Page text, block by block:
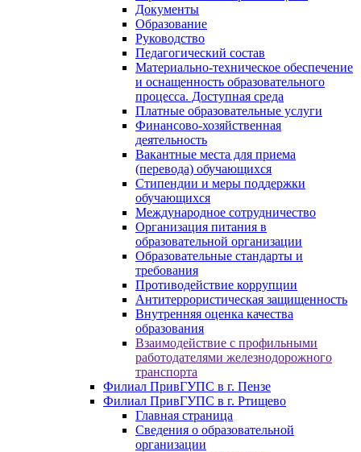
Документы
Образование
Руководство
Педагогический состав
Материально-техническое обеспечение
и оснащенность образовательного
процесса. Доступная среда
Платные образовательные услуги
Финансово-хозяйственная
деятельность
Вакантные места для приема
(перевода) обучающихся
Стипендии и меры поддержки
обучающихся
Международное сотрудничество
Организация питания в
образовательной организации
Образовательные стандарты и
требования
Противодействие коррупции
Антитеррористическая защищенность
Внутренняя оценка качества
образования
Взаимодействие с профильными
работодателями железнодорожного
транспорта
Филиал ПривГУПС в г. Пензе
Филиал ПривГУПС в г. Ртищево
Главная страница
Сведения о образовательной
организации